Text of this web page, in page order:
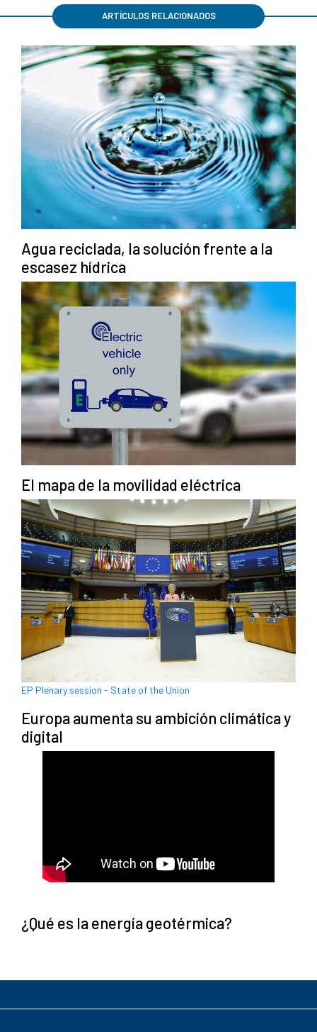
ARTÍCULOS RELACIONADOS
Agua reciclada, la solución frente a la
escasez hídrica
El mapa de la movilidad eléctrica
EP Plenary session - State of the Union
Europa aumenta su ambición climática y
digital
¿Qué es la energía geotérmica?